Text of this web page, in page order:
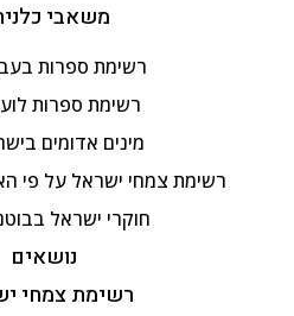
משאבי
רשימת ספרות
רשימת ספרות
מינים אדומים
רשימת צמחי ישראל על פי
חוקרי ישראל
נושאים
רשימת צמחי